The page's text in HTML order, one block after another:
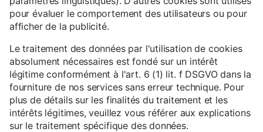
pour évaluer le comportement des utilisateurs ou pour
afficher de la publicité.
Le traitement des données par l'utilisation de cookies
absolument nécessaires est fondé sur un intérêt
légitime conformément à l'art. 6 (1) lit. f DSGVO dans la
fourniture de nos services sans erreur technique. Pour
plus de détails sur les finalités du traitement et les
intérêts légitimes, veuillez vous référer aux explications
sur le traitement spécifique des données.